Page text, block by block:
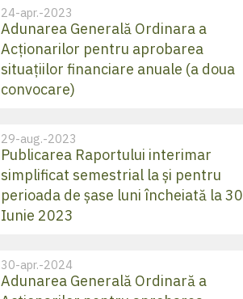
24-apr.-2023
Adunarea Generală Ordinara a
Acționarilor pentru aprobarea
situațiilor financiare anuale (a doua
convocare)
29-aug.-2023
Publicarea Raportului interimar
simplificat semestrial la și pentru
perioada de șase luni încheiată la 30
Iunie 2023
30-apr.-2024
Adunarea Generală Ordinară a